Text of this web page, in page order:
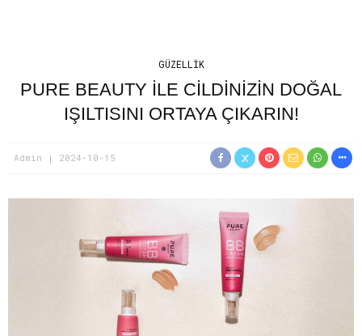
GÜZELLIK
PURE BEAUTY ILE CILDINIZIN DOĞAL
IŞILTISINI ORTAYA ÇIKARIN!
Admin 2024-10-15